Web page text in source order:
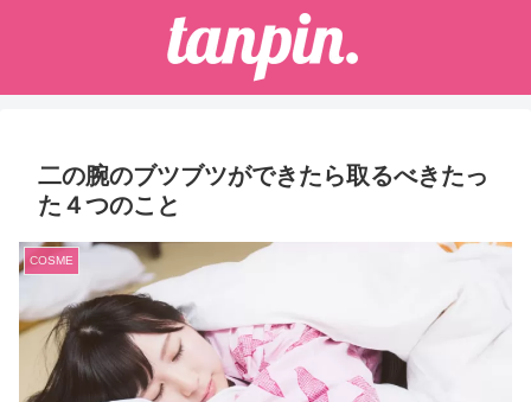
二の腕のブツブツができたら取るべきたっ
た４つのこと
COSME